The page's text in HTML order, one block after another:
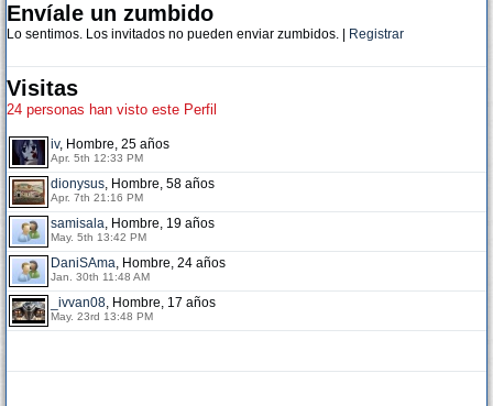
Envíale un zumbido
Lo sentimos. Los invitados no pueden enviar zumbidos. | Registrar
Visitas
24 personas han visto este Perfil
iv, Hombre, 25 años
Apr. 5th 12:33 PM
dionysus, Hombre, 58 años
Apr. 7th 21:16 PM
samisala, Hombre, 19 años
May. 5th 13:42 PM
DaniSAma, Hombre, 24 años
Jan. 30th 11:48 AM
_ivvan08, Hombre, 17 años
May. 23rd 13:48 PM